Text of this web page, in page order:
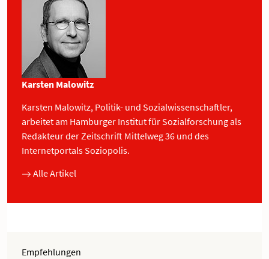
Karsten Malowitz
Karsten Malowitz, Politik- und Sozialwissenschaftler,
arbeitet am Hamburger Institut für Sozialforschung als
Redakteur der Zeitschrift Mittelweg 36 und des
Internetportals Soziopolis.
Alle Artikel
Empfehlungen